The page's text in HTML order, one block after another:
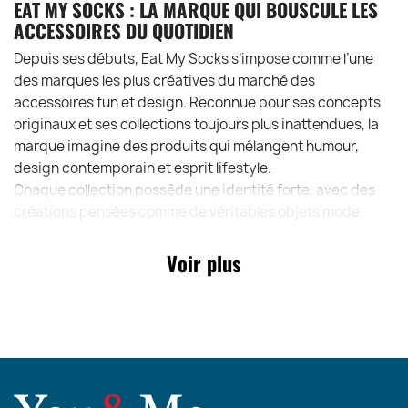
EAT MY SOCKS : LA MARQUE QUI BOUSCULE LES
ACCESSOIRES DU QUOTIDIEN
Depuis ses débuts, Eat My Socks s’impose comme l’une
des marques les plus créatives du marché des
accessoires fun et design. Reconnue pour ses concepts
originaux et ses collections toujours plus inattendues, la
marque imagine des produits qui mélangent humour,
design contemporain et esprit lifestyle.
Chaque collection possède une identité forte, avec des
Socks séduit autant les concept stores branchés que les
boutiques lifestyle et mode à travers l’Europe.
EAT MY SOCKS FLAT SOCKS
Voir plus